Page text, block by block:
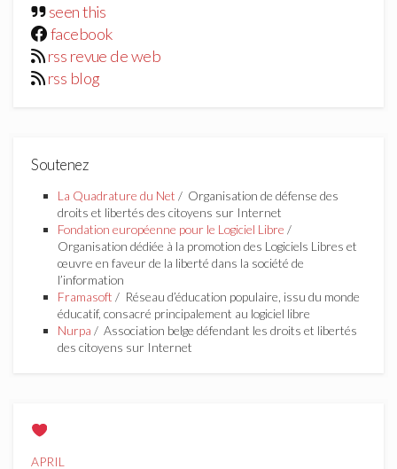
seen this
facebook
rss revue de web
rss blog
Soutenez
La Quadrature du Net / Organisation de défense des
droits et libertés des citoyens sur Internet
Fondation européenne pour le Logiciel Libre /
Organisation dédiée à la promotion des Logiciels Libres et
œuvre en faveur de la liberté dans la société de
l’information
Framasoft / Réseau d’éducation populaire, issu du monde
éducatif, consacré principalement au logiciel libre
Nurpa / Association belge défendant les droits et libertés
des citoyens sur Internet
APRIL